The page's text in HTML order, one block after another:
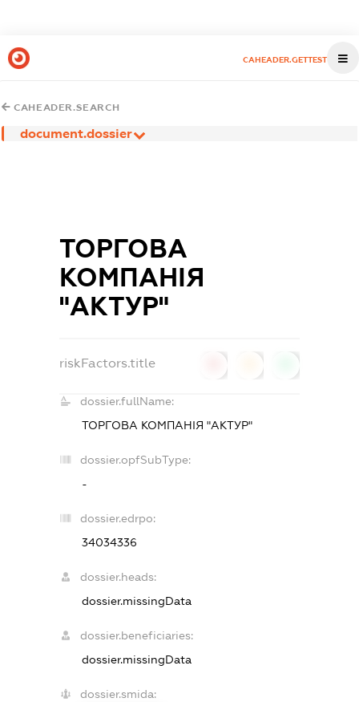
CAHEADER.GETTEST
CAHEADER.SEARCH
document.dossier
ТОРГОВА
КОМПАНІЯ
"АКТУР"
riskFactors.title
dossier.fullName:
ТОРГОВА КОМПАНІЯ "АКТУР"
dossier.opfSubType:
-
dossier.edrpo:
34034336
dossier.heads:
dossier.missingData
dossier.beneficiaries:
dossier.missingData
dossier.smida: